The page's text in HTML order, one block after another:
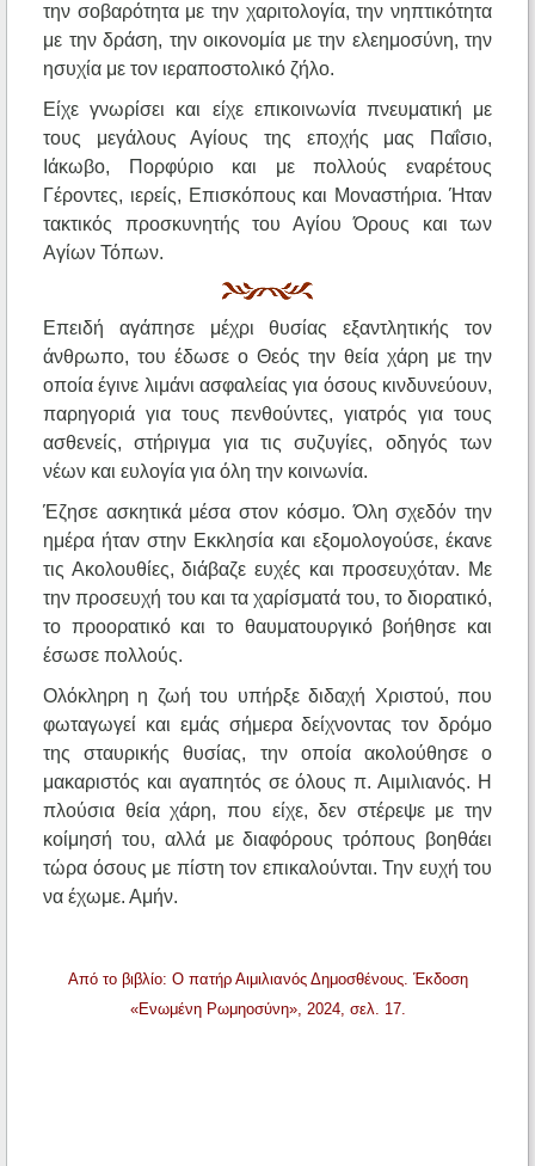
την σοβαρότητα με την χαριτολογία, την νηπτικότητα
με την δράση, την οικονομία με την ελεημοσύνη, την
ησυχία με τον ιεραποστολικό ζήλο.
Είχε γνωρίσει και είχε επικοινωνία πνευματική με
τους μεγάλους Αγίους της εποχής μας Παΐσιο,
Ιάκωβο, Πορφύριο και με πολλούς εναρέτους
Γέροντες, ιερείς, Επισκόπους και Μοναστήρια. Ήταν
τακτικός προσκυνητής του Αγίου Όρους και των
Αγίων Τόπων.
Επειδή αγάπησε μέχρι θυσίας εξαντλητικής τον
άνθρωπο, του έδωσε ο Θεός την θεία χάρη με την
οποία έγινε λιμάνι ασφαλείας για όσους κινδυνεύουν,
παρηγοριά για τους πενθούντες, γιατρός για τους
ασθενείς, στήριγμα για τις συζυγίες, οδηγός των
νέων και ευλογία για όλη την κοινωνία.
Έζησε ασκητικά μέσα στον κόσμο. Όλη σχεδόν την
ημέρα ήταν στην Εκκλησία και εξομολογούσε, έκανε
τις Ακολουθίες, διάβαζε ευχές και προσευχόταν. Με
την προσευχή του και τα χαρίσματά του, το διορατικό,
το προορατικό και το θαυματουργικό βοήθησε και
έσωσε πολλούς.
Ολόκληρη η ζωή του υπήρξε διδαχή Χριστού, που
φωταγωγεί και εμάς σήμερα δείχνοντας τον δρόμο
της σταυρικής θυσίας, την οποία ακολούθησε ο
μακαριστός και αγαπητός σε όλους π. Αιμιλιανός. Η
πλούσια θεία χάρη, που είχε, δεν στέρεψε με την
κοίμησή του, αλλά με διαφόρους τρόπους βοηθάει
τώρα όσους με πίστη τον επικαλούνται. Την ευχή του
να έχωμε. Αμήν.
Από το βιβλίο: Ο πατήρ Αιμιλιανός Δημοσθένους. Έκδοση
«Ενωμένη Ρωμηοσύνη», 2024, σελ. 17.